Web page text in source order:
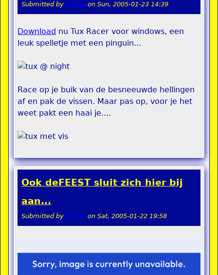
Submitted by admin on Sun, 2005-01-23 14:39
Download nu Tux Racer voor windows, een
leuk spelletje met een pinguin...
Race op je buik van de besneeuwde hellingen
af en pak de vissen. Maar pas op, voor je het
weet pakt een haai je....
Ook deFEEST sluit zich hier bij
aan...
Submitted by admin on Sat, 2005-01-22 19:58